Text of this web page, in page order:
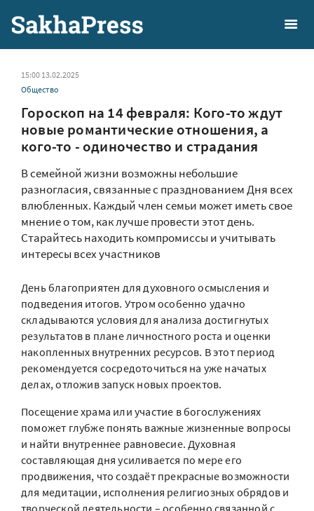
15:00 13.02.2025
Общество
Гороскоп на 14 февраля: Кого-то ждут
новые романтические отношения, а
кого-то - одиночество и страдания
В семейной жизни возможны небольшие
разногласия, связанные с празднованием Дня всех
влюбленных. Каждый член семьи может иметь свое
мнение о том, как лучше провести этот день.
Старайтесь находить компромиссы и учитывать
интересы всех участников
День благоприятен для духовного осмысления и
подведения итогов. Утром особенно удачно
складываются условия для анализа достигнутых
результатов в плане личностного роста и оценки
накопленных внутренних ресурсов. В этот период
рекомендуется сосредоточиться на уже начатых
делах, отложив запуск новых проектов.
Посещение храма или участие в богослужениях
поможет глубже понять важные жизненные вопросы
и найти внутреннее равновесие. Духовная
составляющая дня усиливается по мере его
продвижения, что создаёт прекрасные возможности
для медитации, исполнения религиозных обрядов и
творческой деятельности – особенно связанной с